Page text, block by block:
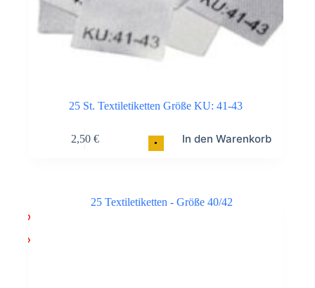
•
25 St. Textiletiketten Größe KU: 41-43
2,50 € In den Warenkorb